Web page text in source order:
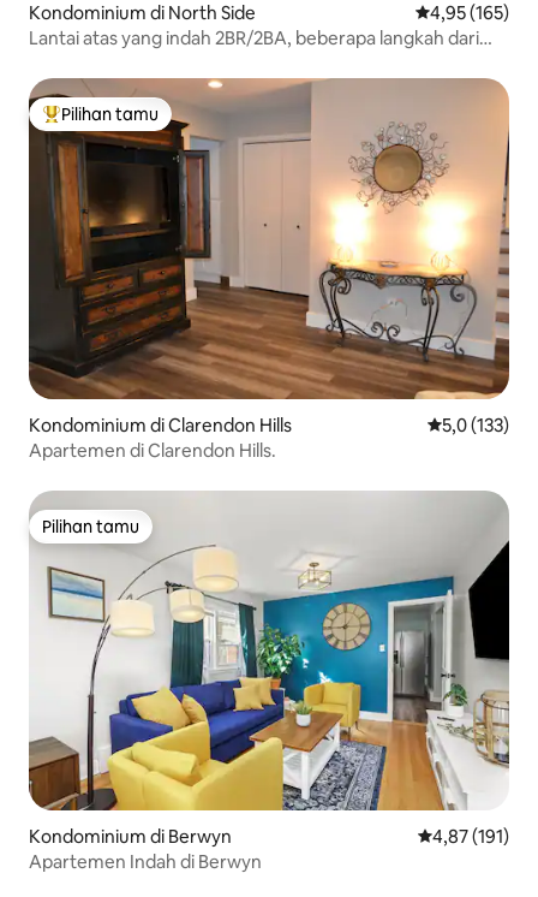
Kondominium di North Side Nilai rata-rata
4,95 (165)
Lantai atas yang indah 2BR/2BA, beberapa langkah dari
Pilihan tamu terpopuler
Pilihan tamu
Kondominium di Clarendon Hills Nilai rata-
5,0 (133)
Apartemen di Clarendon Hills.
Pilihan tamu
Pilihan tamu
Kondominium di Berwyn Nilai rata-rata
4,87 (191)
Apartemen Indah di Berwyn